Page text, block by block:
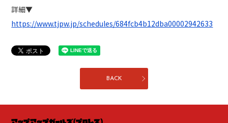
詳細▼
https://www.tjpw.jp/schedules/684fcb4b12dba00002942633
BACK